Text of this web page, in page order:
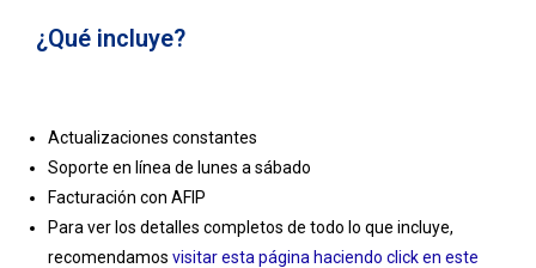
¿Qué incluye?
Actualizaciones constantes
Soporte en línea de lunes a sábado
Facturación con AFIP
Para ver los detalles completos de todo lo que incluye,
recomendamos visitar esta página haciendo click en este